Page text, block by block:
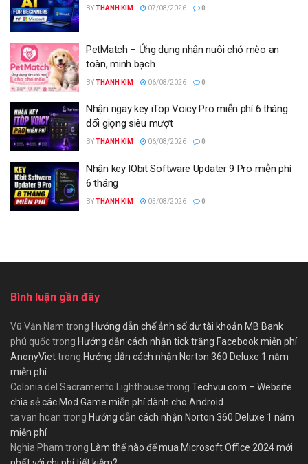
BYTHANH KIM 07/08/2026 0
PetMatch – Ứng dụng nhận nuôi chó mèo an
toàn, minh bạch
BYTHANH KIM 06/08/2026 0
Nhận ngay key iTop Voicy Pro miễn phí 6 tháng
đổi giọng siêu mượt
BYTHANH KIM 06/08/2026 0
Nhận key IObit Software Updater 9 Pro miễn phí
6 tháng
BYTHANH KIM 05/08/2026 0
Bình luận gần đây
Vũ Văn Nam trong Hướng dẫn chế ảnh số dư tài khoản MB Bank
phú quốctrong Hướng dẫn cách nhận tick trắng Facebook miễn phí
AnonyViettrong Hướng dẫn cách nhận Norton 360 Deluxe 1 năm
miễn phí
Colonia del Sacramento Lighthouse trong Techvui.com – Website
chia sẻ các Mod Game miễn phí dành cho Android
ta van hoan trong Hướng dẫn cách nhận Norton 360 Deluxe 1 năm
miễn phí
Nghia Pham trong Làm thế nào để mua Microsoft Office 2024 mới